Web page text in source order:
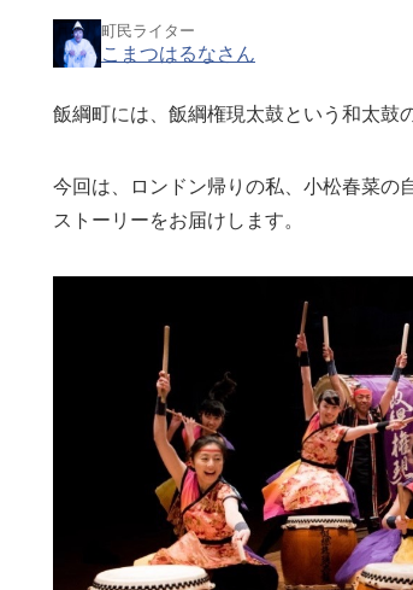
町民ライター
こまつはるなさん
飯綱町には、飯綱権現太鼓という和太鼓
今回は、ロンドン帰りの私、小松春菜の
ストーリーをお届けします。